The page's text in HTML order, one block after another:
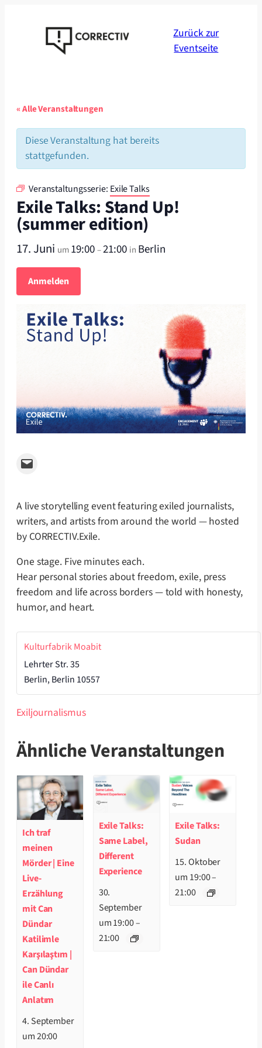
Zurück zur
Eventseite
« Alle Veranstaltungen
Diese Veranstaltung hat bereits
stattgefunden.
Veranstaltungsserie: Exile Talks
Exile Talks: Stand Up!
(summer edition)
17. Juni um19:00–21:00 in Berlin
Anmelden
Email this Page
A live storytelling event featuring exiled journalists,
writers, and artists from around the world — hosted
by CORRECTIV.Exile.
One stage. Five minutes each.
Hear personal stories about freedom, exile, press
freedom and life across borders — told with honesty,
humor, and heart.
Kulturfabrik Moabit
Lehrter Str. 35
Berlin,Berlin 10557
Exiljournalismus
Ähnliche Veranstaltungen
Ich traf
meinen
Mörder | Eine
Live-
Erzählung
mit Can
Dündar
Katilimle
Karşılaştım |
Can Dündar
ile Canlı
Anlatım
4. September
um 20:00
Exile Talks:
Same Label,
Different
Experience
30.
September
um 19:00–
21:00
Exile Talks:
Sudan
15. Oktober
um 19:00–
21:00